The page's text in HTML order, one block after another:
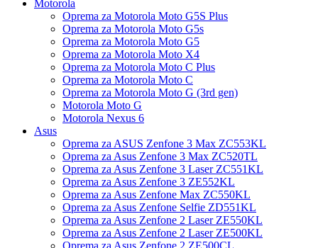
Motorola
Oprema za Motorola Moto G5S Plus
Oprema za Motorola Moto G5s
Oprema za Motorola Moto G5
Oprema za Motorola Moto X4
Oprema za Motorola Moto C Plus
Oprema za Motorola Moto C
Oprema za Motorola Moto G (3rd gen)
Motorola Moto G
Motorola Nexus 6
Asus
Oprema za ASUS Zenfone 3 Max ZC553KL
Oprema za Asus Zenfone 3 Max ZC520TL
Oprema za Asus Zenfone 3 Laser ZC551KL
Oprema za Asus Zenfone 3 ZE552KL
Oprema za Asus Zenfone Max ZC550KL
Oprema za Asus Zenfone Selfie ZD551KL
Oprema za Asus Zenfone 2 Laser ZE550KL
Oprema za Asus Zenfone 2 Laser ZE500KL
Oprema za Asus Zenfone 2 ZE500CL